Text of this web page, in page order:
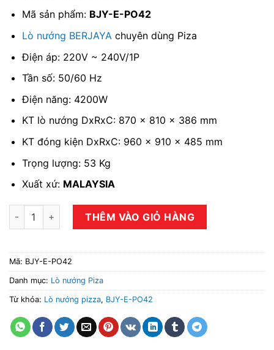
Mã sản phẩm: BJY-E-PO42
Lò nướng BERJAYA chuyên dùng Piza
Điện áp: 220V ~ 240V/1P
Tần số: 50/60 Hz
Điện năng: 4200W
KT lò nướng DxRxC: 870 x 810 x 386 mm
KT đóng kiện DxRxC: 960 x 910 x 485 mm
Trọng lượng: 53 Kg
Xuất xứ: MALAYSIA
Lò nướng Pizza BERJAYA BJY-E-PO42 số lượng
THÊM VÀO GIỎ HÀNG
Mã: BJY-E-PO42
Danh mục: Lò nướng Piza
Từ khóa: Lò nướng pizza, BJY-E-PO42